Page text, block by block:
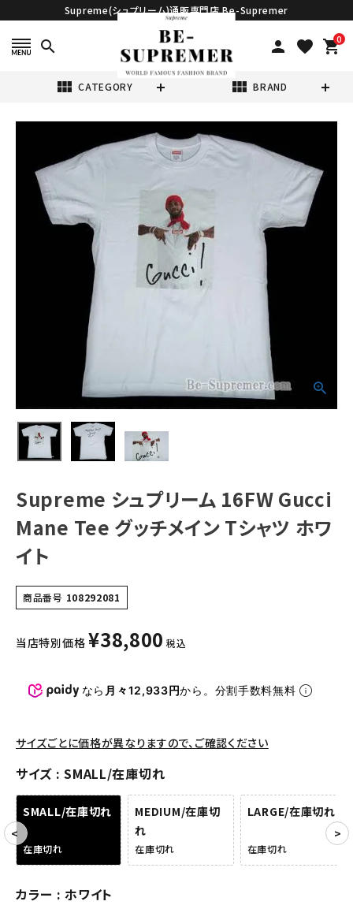
Supreme(シュプリーム)通販専門店 Be-Supremer
search person favorite 0
shopping_cart
view_module CATEGORY view_module BRAND
Tシャツ・ロングスリーブ
ジャケット・アウター
キャップ・ハット
バックパック・リュック
その他バッグ類
アクセサリー
COLLABORATION BRAND
SEASON
CONTENTS
ACCOUNT MENU
Supreme シュプリーム 16FW Gucci
Mane Tee グッチメイン Tシャツ ホワ
イト
商品番号 108292081
当店特別価格 ¥38,800 税込
なら 月々12,933円から。分割手数料無料
サイズごとに価格が異なりますので、ご確認ください
サイズ SMALL/在庫切れ
SMALL/在庫切れ
在庫切れ
MEDIUM/在庫切
れ
在庫切れ
LARGE/在庫切れ
在庫切れ
カラー ホワイト